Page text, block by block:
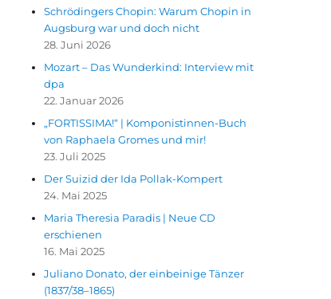
Schrödingers Chopin: Warum Chopin in
Augsburg war und doch nicht
28. Juni 2026
Mozart – Das Wunderkind: Interview mit
dpa
22. Januar 2026
„FORTISSIMA!“ | Komponistinnen-Buch
von Raphaela Gromes und mir!
23. Juli 2025
Der Suizid der Ida Pollak-Kompert
24. Mai 2025
Maria Theresia Paradis | Neue CD
erschienen
16. Mai 2025
Juliano Donato, der einbeinige Tänzer
(1837/38–1865)